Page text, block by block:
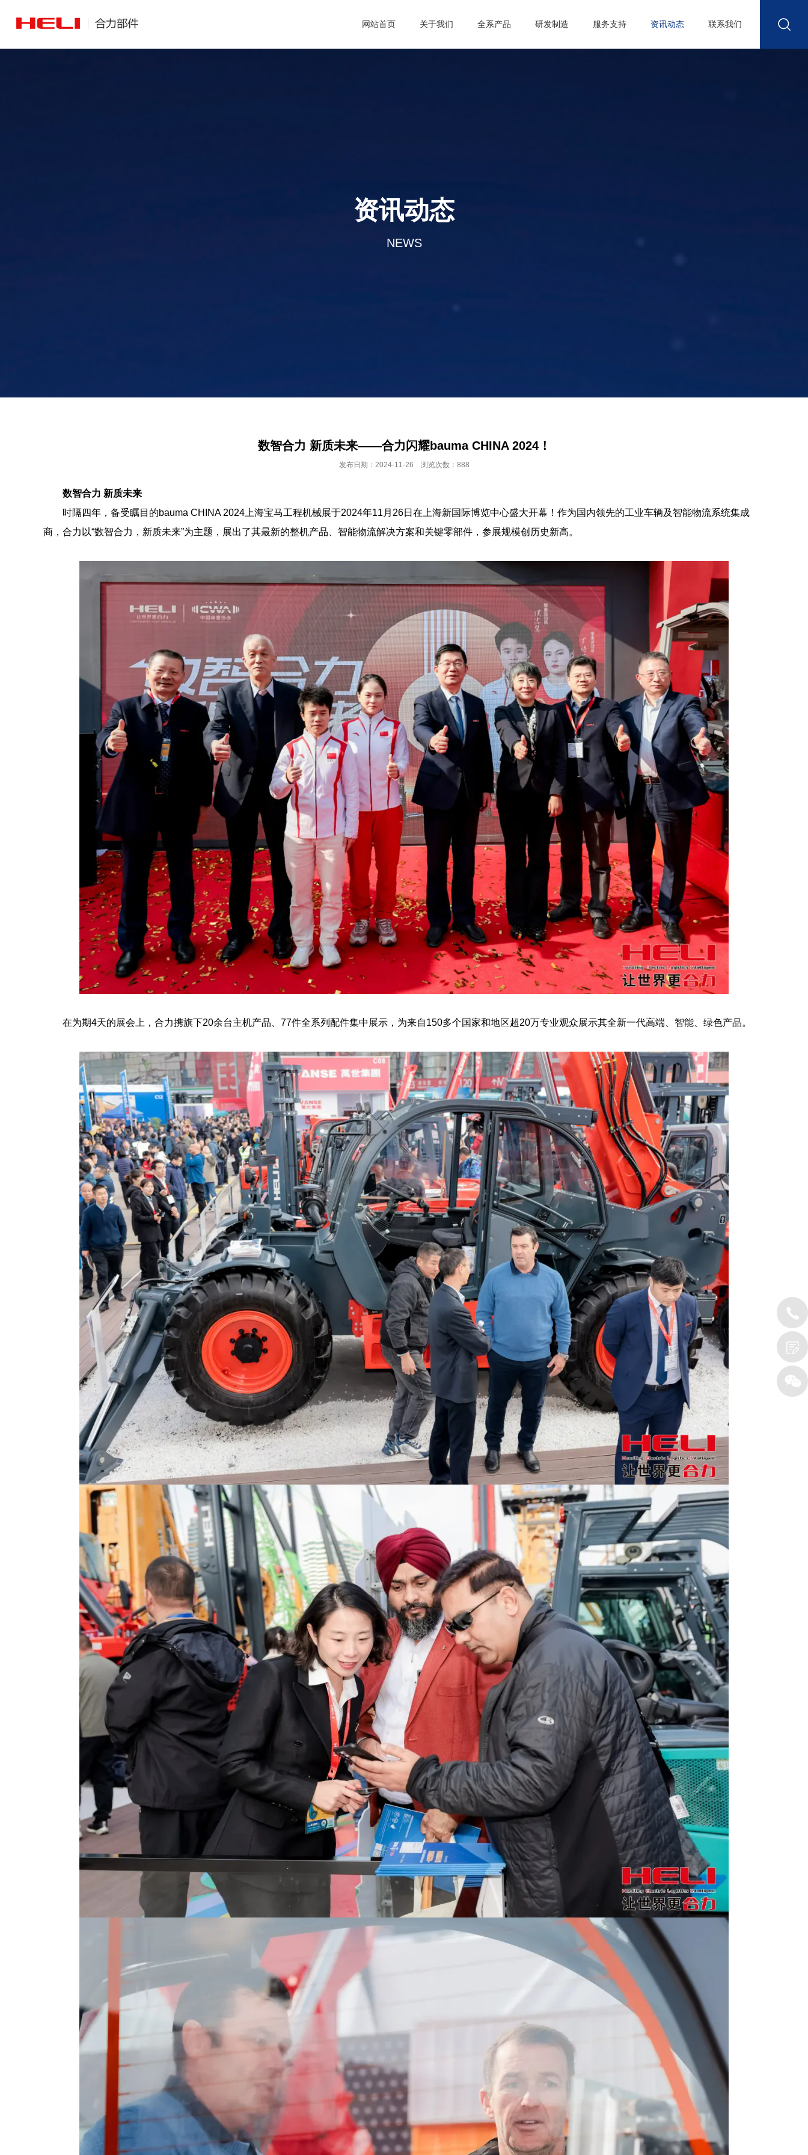
网站首页 关于我们 全系产品 研发制造 服务支持 资讯动态 联系我们
资讯动态
NEWS
数智合力 新质未来——合力闪耀bauma CHINA 2024！
发布日期：2024-11-26 浏览次数：888
数智合力 新质未来
时隔四年，备受瞩目的bauma CHINA 2024上海宝马工程机械展于2024年11月26日在上海新国际博览中心盛大开幕！作为国内领先的工业车辆及智能物流系统集成
商，合力以“数智合力，新质未来”为主题，展出了其最新的整机产品、智能物流解决方案和关键零部件，参展规模创历史新高。
在为期4天的展会上，合力携旗下20余台主机产品、77件全系列配件集中展示，为来自150多个国家和地区超20万专业观众展示其全新一代高端、智能、绿色产品。